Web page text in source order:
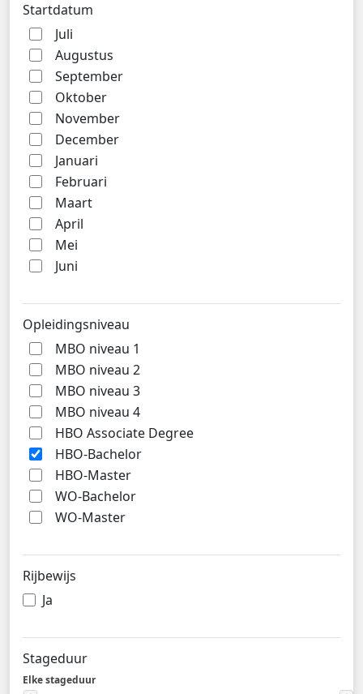
Startdatum
Juli
Augustus
September
Oktober
November
December
Januari
Februari
Maart
April
Mei
Juni
Opleidingsniveau
MBO niveau 1
MBO niveau 2
MBO niveau 3
MBO niveau 4
HBO Associate Degree
HBO-Bachelor
HBO-Master
WO-Bachelor
WO-Master
Rijbewijs
Ja
Stageduur
Elke stageduur